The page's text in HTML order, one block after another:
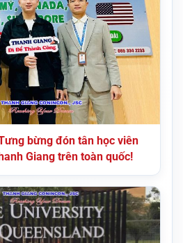
bừng đón tân học viên
Giang trên toàn quốc!